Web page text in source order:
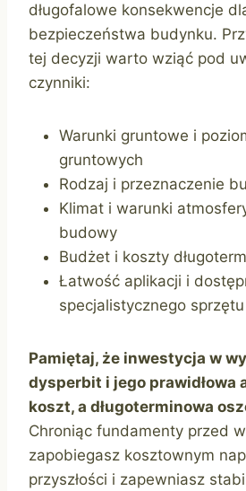
długofalowe konsekwencje
bezpieczeństwa budynku.
tej decyzji warto wziąć pod
czynniki:
Warunki gruntowe i
gruntowych
Rodzaj i przeznaczenie
Klimat i warunki
budowy
Budżet i koszty
Łatwość aplikacji i
specjalistycznego sprzętu
Pamiętaj, że inwestycja w
dysperbit i jego prawidłowa
koszt, a długoterminowa
Chroniąc fundamenty przed
zapobiegasz kosztownym
przyszłości i zapewniasz